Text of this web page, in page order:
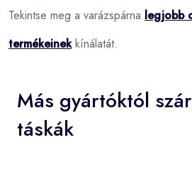
Tekintse meg a varázspárna legjobb
termékeinekkínálatát.
Más gyártóktól
táskák